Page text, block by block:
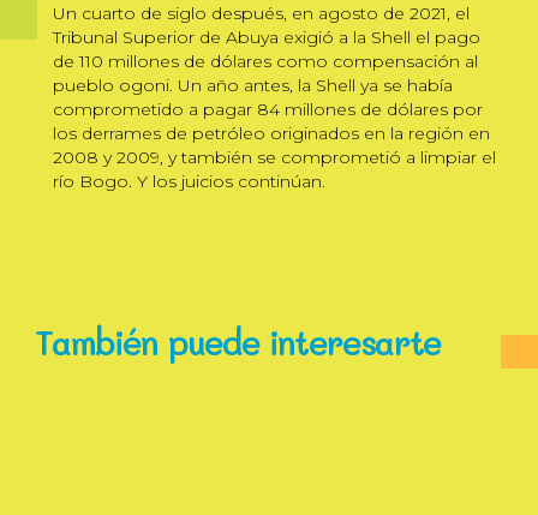
Un cuarto de siglo después, en agosto de 2021, el
Tribunal Superior de Abuya exigió a la Shell el pago
de 110 millones de dólares como compensación al
pueblo ogoni. Un año antes, la Shell ya se había
comprometido a pagar 84 millones de dólares por
los derrames de petróleo originados en la región en
2008 y 2009, y también se comprometió a limpiar el
río Bogo. Y los juicios continúan.
También puede interesarte